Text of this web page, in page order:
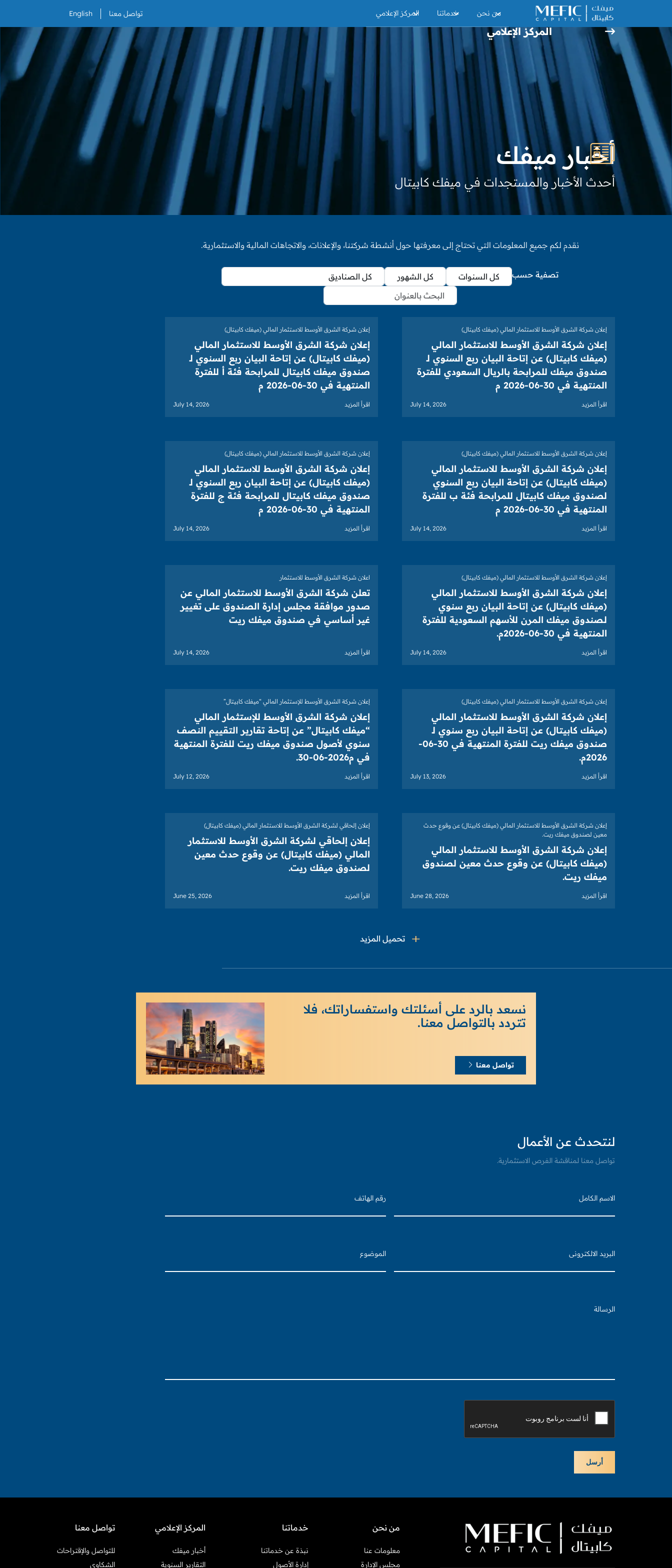
من نحن خدماتنا المركز الإعلامي تواصل معنا English
المركز الإعلامي
أخبار ميفك
أحدث الأخبار والمستجدات في ميفك كابيتال
نقدم لكم جميع المعلومات التي تحتاج إلى معرفتها حول أنشطة شركتنا، والإعلانات، والاتجاهات المالية والاستثمارية.
تصفية حسب
إعلان شركة الشرق الأوسط للاستثمار المالي (ميفك كابيتال)
إعلان شركة الشرق الأوسط للاستثمار المالي
(ميفك كابيتال) عن إتاحة البيان ربع السنوي لـ
صندوق ميفك للمرابحة بالريال السعودي للفترة
المنتهية في 30-06-2026 م
اقرأ المزيد July 14, 2026
إعلان شركة الشرق الأوسط للاستثمار المالي (ميفك كابيتال)
إعلان شركة الشرق الأوسط للاستثمار المالي
(ميفك كابيتال) عن إتاحة البيان ربع السنوي لـ
صندوق ميفك كابيتال للمرابحة فئة أ للفترة
المنتهية في 30-06-2026 م
اقرأ المزيد July 14, 2026
إعلان شركة الشرق الأوسط للاستثمار المالي (ميفك كابيتال)
إعلان شركة الشرق الأوسط للاستثمار المالي
(ميفك كابيتال) عن إتاحة البيان ربع السنوي
لصندوق ميفك كابيتال للمرابحة فئة ب للفترة
المنتهية في 30-06-2026 م
اقرأ المزيد July 14, 2026
إعلان شركة الشرق الأوسط للاستثمار المالي (ميفك كابيتال)
إعلان شركة الشرق الأوسط للاستثمار المالي
(ميفك كابيتال) عن إتاحة البيان ربع السنوي لـ
صندوق ميفك كابيتال للمرابحة فئة ج للفترة
المنتهية في 30-06-2026 م
اقرأ المزيد July 14, 2026
إعلان شركة الشرق الأوسط للاستثمار المالي (ميفك كابيتال)
إعلان شركة الشرق الأوسط للاستثمار المالي
(ميفك كابيتال) عن إتاحة البيان ربع سنوي
لـصندوق ميفك المرن للأسهم السعودية للفترة
المنتهية في 30-06-2026م.
اقرأ المزيد July 14, 2026
اعلان شركة الشرق الأوسط للاستثمار
تعلن شركة الشرق الأوسط للاستثمار المالي عن
صدور موافقة مجلس إدارة الصندوق على تغيير
غير أساسي في صندوق ميفك ريت
اقرأ المزيد July 14, 2026
إعلان شركة الشرق الأوسط للاستثمار المالي (ميفك كابيتال)
إعلان شركة الشرق الأوسط للاستثمار المالي
(ميفك كابيتال) عن إتاحة البيان ربع سنوي لـ
صندوق ميفك ريت للفترة المنتهية في 30-06-
2026م.
اقرأ المزيد July 13, 2026
إعلان شركة الشرق الأوسط للإستثمار المالي “ميفك كابيتال”
إعلان شركة الشرق الأوسط للإستثمار المالي
“ميفك كابيتال” عن إتاحة تقارير التقييم النصف
سنوي لأصول صندوق ميفك ريت للفترة المنتهية
في م2026-06-30.
اقرأ المزيد July 12, 2026
إعلان شركة الشرق الأوسط للاستثمار المالي (ميفك كابيتال) عن وقوع حدث
معين لصندوق ميفك ريت.
إعلان شركة الشرق الأوسط للاستثمار المالي
(ميفك كابيتال) عن وقوع حدث معين لصندوق
ميفك ريت.
اقرأ المزيد June 28, 2026
إعلان إلحاقي لشركة الشرق الأوسط للاستثمار المالي (ميفك كابيتال)
إعلان إلحاقي لشركة الشرق الأوسط للاستثمار
المالي (ميفك كابيتال) عن وقوع حدث معين
لصندوق ميفك ريت.
اقرأ المزيد June 25, 2026
نسعد بالرد على أسئلتك واستفساراتك، فلا
تتردد بالتواصل معنا.
تواصل معنا
لنتحدث عن الأعمال
تواصل معنا لمناقشة الفرص الاستثمارية.
الكامل
الهاتف
الالكتروني
أرسل
من نحن
معلومات عنا
مجلس الإدارة
خدماتنا
نبذة عن خدماتنا
إدارة الأصول
المركز الإعلامي
أخبار ميفك
التقارير السنوية
تواصل معنا
للتواصل والإقتراحات
الشكاوى